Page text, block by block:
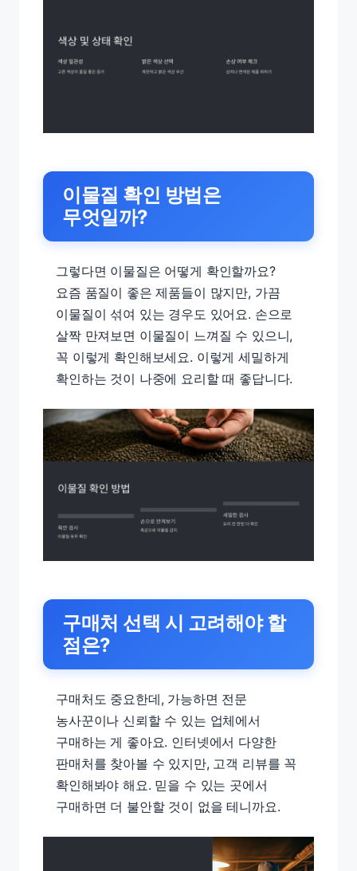
이물질 확인 방법은
무엇일까?
그렇다면 이물질은 어떻게 확인할까요?
요즘 품질이 좋은 제품들이 많지만, 가끔
이물질이 섞여 있는 경우도 있어요. 손으로
살짝 만져보면 이물질이 느껴질 수 있으니,
꼭 이렇게 확인해보세요. 이렇게 세밀하게
확인하는 것이 나중에 요리할 때 좋답니다.
구매처 선택 시 고려해야 할
점은?
구매처도 중요한데, 가능하면 전문
농사꾼이나 신뢰할 수 있는 업체에서
구매하는 게 좋아요. 인터넷에서 다양한
판매처를 찾아볼 수 있지만, 고객 리뷰를 꼭
확인해봐야 해요. 믿을 수 있는 곳에서
구매하면 더 불안할 것이 없을 테니까요.